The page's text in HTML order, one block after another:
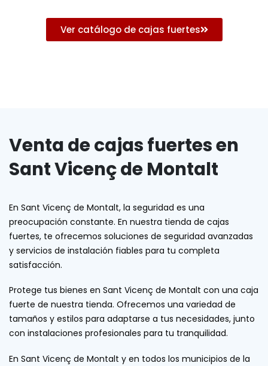
Ver catálogo de cajas fuertes
Venta de cajas fuertes en
Sant Vicenç de Montalt
En Sant Vicenç de Montalt, la seguridad es una
preocupación constante. En nuestra tienda de cajas
fuertes, te ofrecemos soluciones de seguridad avanzadas
y servicios de instalación fiables para tu completa
satisfacción.
Protege tus bienes en Sant Vicenç de Montalt con una caja
fuerte de nuestra tienda. Ofrecemos una variedad de
tamaños y estilos para adaptarse a tus necesidades, junto
con instalaciones profesionales para tu tranquilidad.
En Sant Vicenç de Montalt y en todos los municipios de la